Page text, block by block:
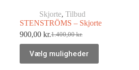
Skjorte, Tilbud
STENSTRÖMS – Skjorte
1.400,00kr.
900,00 kr.
Vælg muligheder